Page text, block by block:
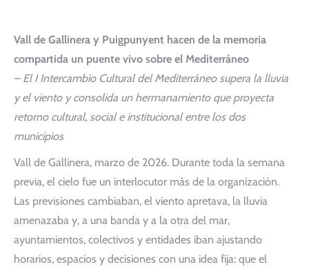
Vall de Gallinera y Puigpunyent hacen de la memoria
compartida un puente vivo sobre el Mediterráneo
– El I Intercambio Cultural del Mediterráneo supera la lluvia
y el viento y consolida un hermanamiento que proyecta
retorno cultural, social e institucional entre los dos
municipios
Vall de Gallinera, marzo de 2026. Durante toda la semana
previa, el cielo fue un interlocutor más de la organización.
Las previsiones cambiaban, el viento apretava, la lluvia
amenazaba y, a una banda y a la otra del mar,
ayuntamientos, colectivos y entidades iban ajustando
horarios, espacios y decisiones con una idea fija: que el